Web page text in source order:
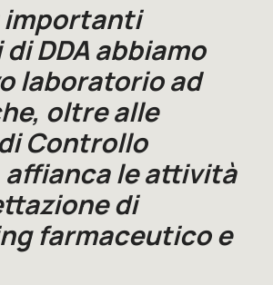
importanti
DDA abbiamo
laboratorio ad
oltre alle
Controllo
affianca le attività
di
farmaceutico e